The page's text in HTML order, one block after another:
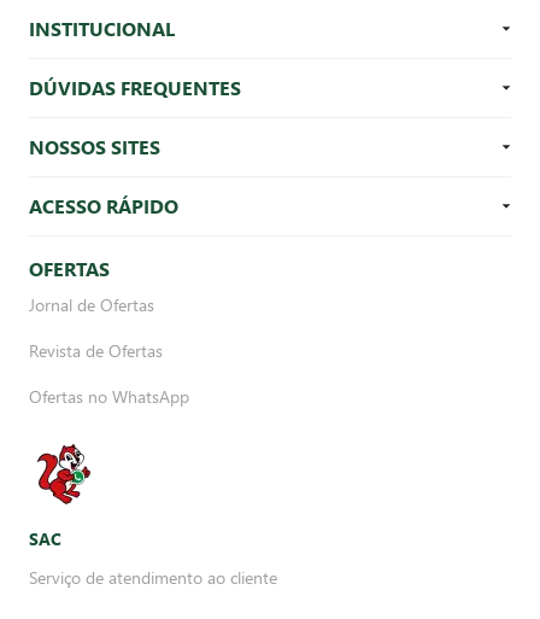
INSTITUCIONAL
DÚVIDAS FREQUENTES
NOSSOS SITES
ACESSO RÁPIDO
OFERTAS
Jornal de Ofertas
Revista de Ofertas
Ofertas no WhatsApp
SAC
Serviço de atendimento ao cliente